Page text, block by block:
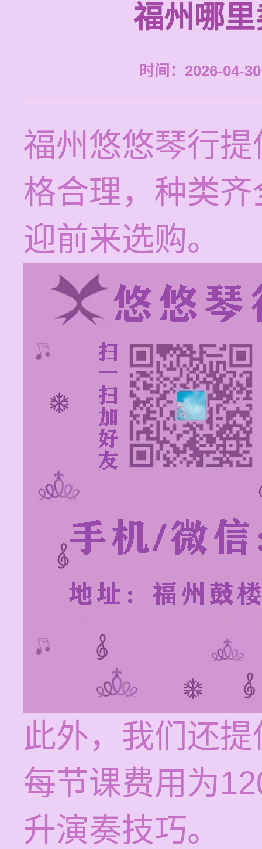
福州哪
时间：2026-04-
福州悠悠琴行
格合理，种类
迎前来选购。
此外，我们还
每节课费用为
升演奏技巧。